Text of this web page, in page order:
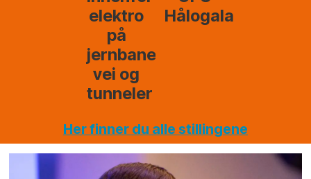
Hålogalandsvegen
Her finner du alle stillingene